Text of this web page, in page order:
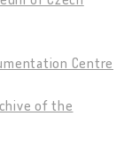
Centre
of the